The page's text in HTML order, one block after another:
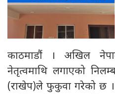
काठमाडौं । अखिल
नेतृत्वमाथि लगाएको
(राखेप)ले फुकुवा गरेको छ ।